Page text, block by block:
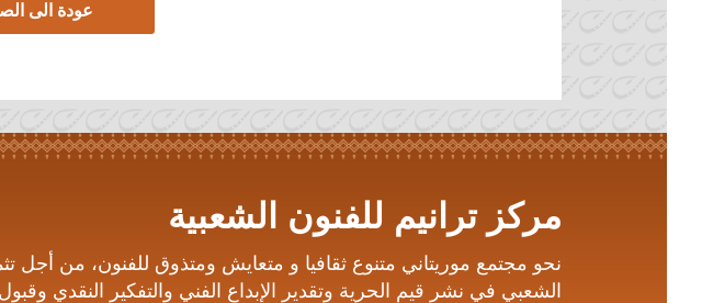
عودة الى
مركز ترانيم للفنون الشعبية
نحو مجتمع موريتاني متنوع ثقافيا و متعايش ومتذوق للفنون، من أجل
الشعبي في نشر قيم الحرية وتقدير الإبداع الفني والتفكير النقدي